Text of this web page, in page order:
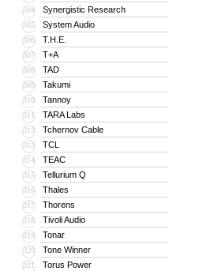
304 Synergistic Research
305 System Audio
306 T.H.E.
307 T+A
308 TAD
309 Takumi
310 Tannoy
311 TARA Labs
312 Tchernov Cable
313 TCL
314 TEAC
315 Tellurium Q
316 Thales
317 Thorens
318 Tivoli Audio
319 Tonar
320 Tone Winner
321 Torus Power